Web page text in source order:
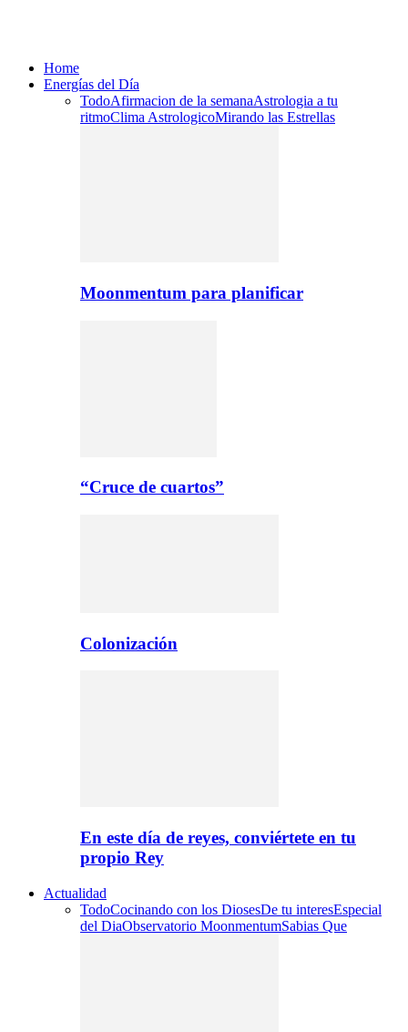
Home
Energías del Día
TodoAfirmacion de la semanaAstrologia a tu
ritmoClima AstrologicoMirando las Estrellas
Moonmentum para planificar
“Cruce de cuartos”
Colonización
En este día de reyes, conviértete en tu
propio Rey
Actualidad
TodoCocinando con los DiosesDe tu interesEspecial
del DiaObservatorio MoonmentumSabias Que